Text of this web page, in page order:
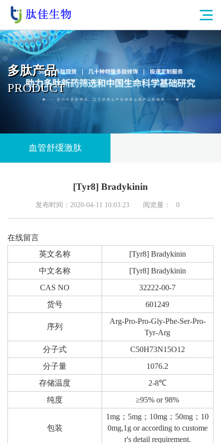
多肽产品
PRODUCT
血管舒缓激肽
[Tyr8] Bradykinin
发布时间：2020-04-11 10:03:23 阅览量： 0
在线留言
英文名称
[Tyr8] Bradykinin
中文名称
[Tyr8] Bradykinin
CAS NO
32222-00-7
货号
601249
序列
Arg-Pro-Pro-Gly-Phe-Ser-Pro-
Tyr-Arg
分子式
C50H73N15O12
分子量
1076.2
存储温度
2-8℃
纯度
≥95% or 98%
包装
1mg；5mg；10mg；50mg；10
0mg,1g or according to custome
r's detail requirement.